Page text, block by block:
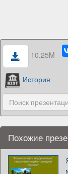
10.25M
История
Похожие